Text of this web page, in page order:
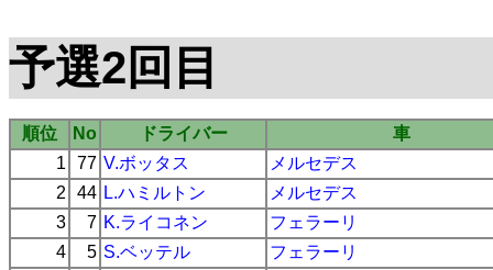
予選2回目
順位 No ドライバー
車
1
77 V.ボッタス
メルセデス
2
44 L.ハミルトン
メルセデス
3
7 K.ライコネン
フェラーリ
4
5 S.ベッテル
フェラーリ